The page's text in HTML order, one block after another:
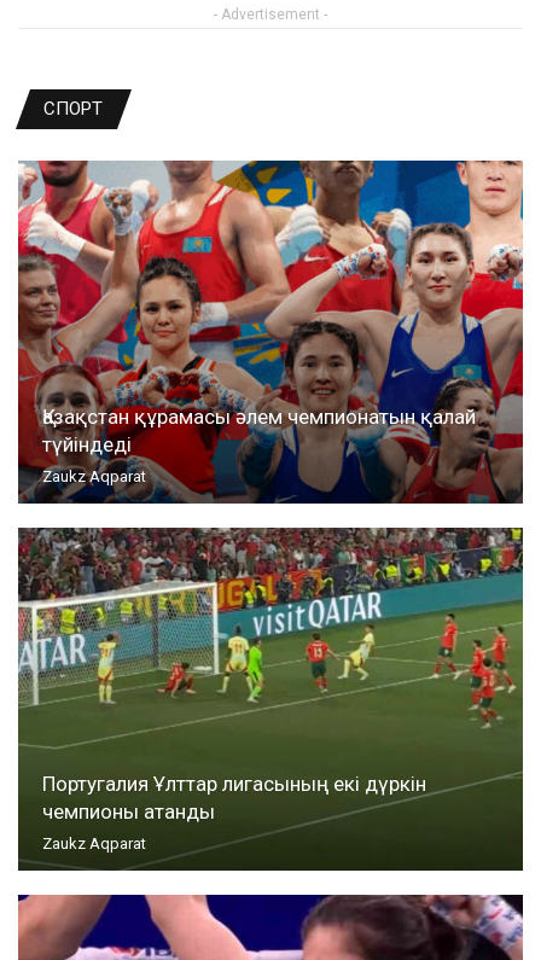
- Advertisement -
СПОРТ
Қазақстан құрамасы әлем чемпионатын қалай
түйіндеді
Zaukz Aqparat
Португалия Ұлттар лигасының екі дүркін
чемпионы атанды
Zaukz Aqparat